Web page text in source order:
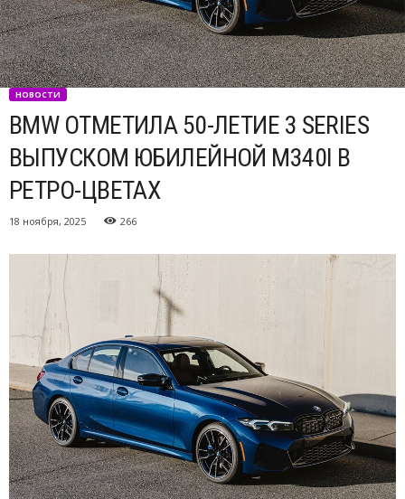
НОВОСТИ
BMW ОТМЕТИЛА 50-ЛЕТИЕ 3 SERIES
ВЫПУСКОМ ЮБИЛЕЙНОЙ M340I В
РЕТРО-ЦВЕТАХ
18 ноября, 2025 266